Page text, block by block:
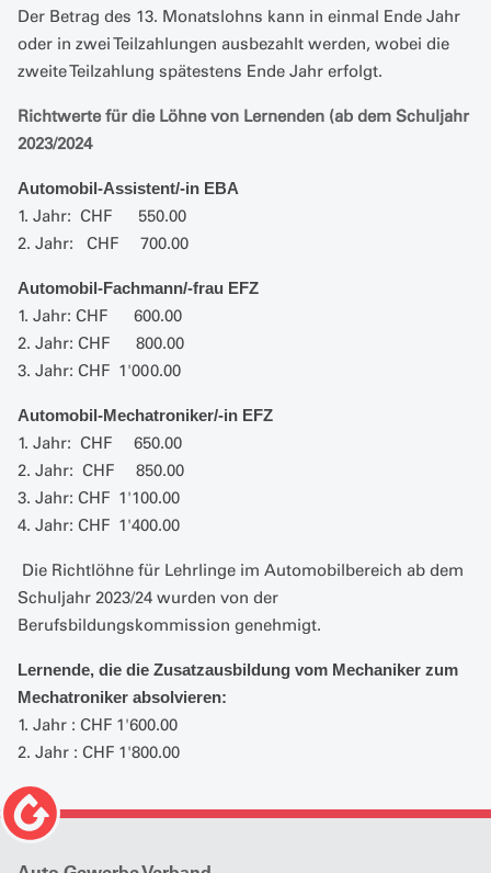
Der Betrag des 13. Monatslohns kann in einmal Ende Jahr
oder in zwei Teilzahlungen ausbezahlt werden, wobei die
zweite Teilzahlung spätestens Ende Jahr erfolgt.
Richtwerte für die Löhne von Lernenden (ab dem Schuljahr
2023/2024
Automobil-Assistent/-in EBA
1. Jahr: CHF 550.00
2. Jahr: CHF 700.00
Automobil-Fachmann/-frau EFZ
1. Jahr: CHF 600.00
2. Jahr: CHF 800.00
3. Jahr: CHF 1'000.00
Automobil-Mechatroniker/-in EFZ
1. Jahr: CHF 650.00
2. Jahr: CHF 850.00
3. Jahr: CHF 1'100.00
4. Jahr: CHF 1'400.00
Die Richtlöhne für Lehrlinge im Automobilbereich ab dem
Schuljahr 2023/24 wurden von der
Berufsbildungskommission genehmigt.
Lernende, die die Zusatzausbildung vom Mechaniker zum
Mechatroniker absolvieren:
1. Jahr : CHF 1'600.00
2. Jahr : CHF 1'800.00